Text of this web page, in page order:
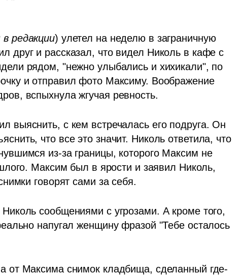
редакции) улетел на неделю в заграничную
друг и рассказал, что видел Николь в кафе с
рядом, "нежно улыбались и хихикали", по
и отправил фото Максиму. Воображение
вспыхнула жгучая ревность.
выяснить, с кем встречалась его подруга. Он
что все это значит. Николь ответила, что
из-за границы, которого Максим не
Максим был в ярости и заявил Николь,
говорят сами за себя.
сообщениями с угрозами. А кроме того,
напугал женщину фразой "Тебе осталось
от Максима снимок кладбища, сделанный где-